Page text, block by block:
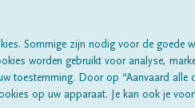
Sommige zijn nodig voor de goede
worden gebruikt voor analyse,
toestemming. Door op “Aanvaard alle
op uw apparaat. Je kan ook je